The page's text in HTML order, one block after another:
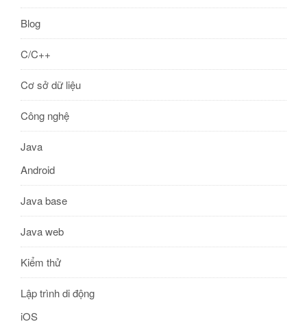
Blog
C/C++
Cơ sở dữ liệu
Công nghệ
Java
Android
Java base
Java web
Kiểm thử
Lập trình di động
iOS